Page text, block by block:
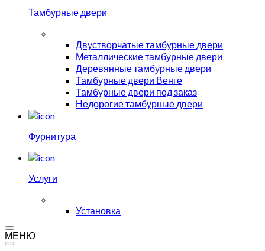
Тамбурные двери
Двустворчатые тамбурные двери
Металлические тамбурные двери
Деревянные тамбурные двери
Тамбурные двери Венге
Тамбурные двери под заказ
Недорогие тамбурные двери
Фурнитура
Услуги
Установка
МЕНЮ